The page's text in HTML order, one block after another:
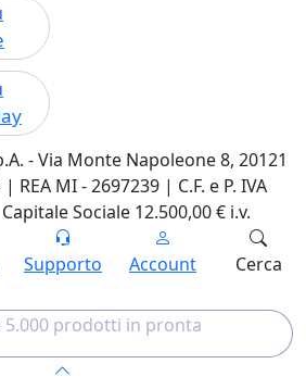
- Via Monte Napoleone 8, 20121
REA MI - 2697239 | C.F. e P. IVA
Sociale 12.500,00 € i.v.
Supporto Account Cerca
5.000 prodotti in pronta